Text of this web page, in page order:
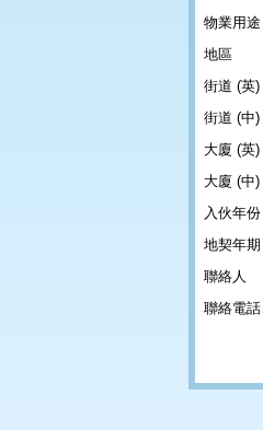
物業用途
地區
街道 (英)
街道 (中)
大廈 (英)
大廈 (中)
入伙年份
地契年期
聯絡人
聯絡電話